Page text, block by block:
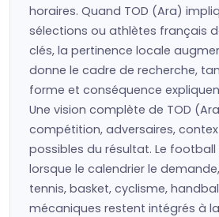
horaires. Quand TOD (Ara)
sélections ou athlètes français
clés, la pertinence locale
donne le cadre de recherche,
forme et conséquence
Une vision complète de TOD
compétition, adversaires,
possibles du résultat. Le
lorsque le calendrier le
tennis, basket, cyclisme,
mécaniques restent intégrés à